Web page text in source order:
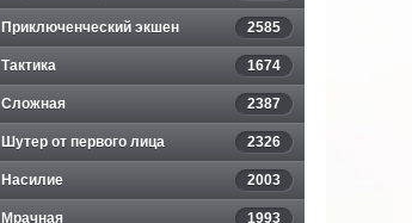
Приключенческий экшен 2585
Тактика 1674
Сложная 2387
Шутер от первого лица 2326
Насилие 2003
Мрачная 1993